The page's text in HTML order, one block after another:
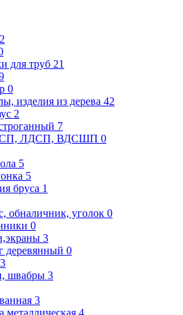
2
для труб 21
0
изделия из дерева 42
2
7
ЛДСП, ВДСШП 0
5
5
бруса 1
обналичник, уголок 0
0
3
деревянный 0
3
швабры 3
3